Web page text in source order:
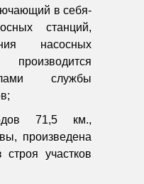
в себя-
станций,
насосных
службы
71,5 км.,
произведена
участков